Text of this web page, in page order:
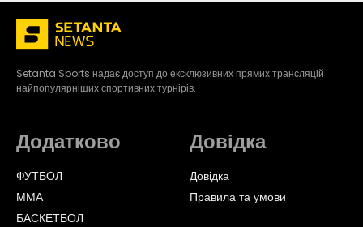
Setanta Sports надає доступ до ексклюзивних прямих трансляцій
найпопулярніших спортивних турнірів.
Додатково
ФУТБОЛ
ММА
БАСКЕТБОЛ
Довідка
Довідка
Правила та умови